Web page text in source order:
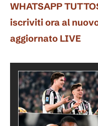
WHATSAPP
iscriviti ora al
aggiornato LIVE